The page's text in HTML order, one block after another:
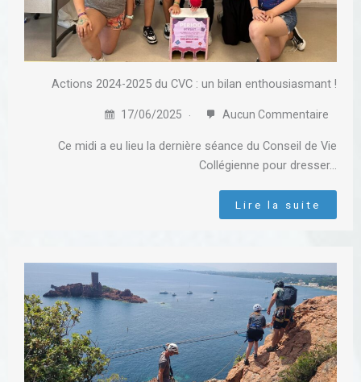
Actions 2024-2025 du CVC : un bilan enthousiasmant !
17/06/2025 Aucun Commentaire
Ce midi a eu lieu la dernière séance du Conseil de Vie
Collégienne pour dresser…
Lire la suite